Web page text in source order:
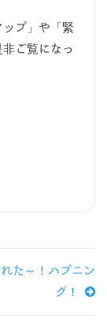
プ」や「緊
ご覧になっ
た～！ハプニン
グ！